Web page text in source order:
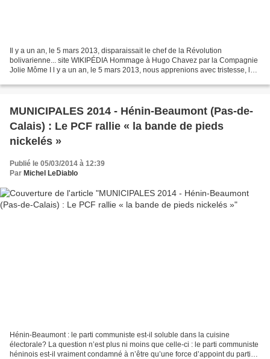
Il y a un an, le 5 mars 2013, disparaissait le chef de la Révolution
bolivarienne... site WIKIPÉDIA Hommage à Hugo Chavez par la Compagnie
Jolie Môme I l y a un an, le 5 mars 2013, nous apprenions avec tristesse, le
MUNICIPALES 2014 - Hénin-Beaumont (Pas-de-
Calais) : Le PCF rallie « la bande de pieds
nickelés »
Publié le 05/03/2014 à 12:39
Par Michel LeDiablo
Hénin-Beaumont : le parti communiste est-il soluble dans la cuisine
électorale? La question n’est plus ni moins que celle-ci : le parti communiste
héninois est-il vraiment condamné à n’être qu’une force d’appoint du parti